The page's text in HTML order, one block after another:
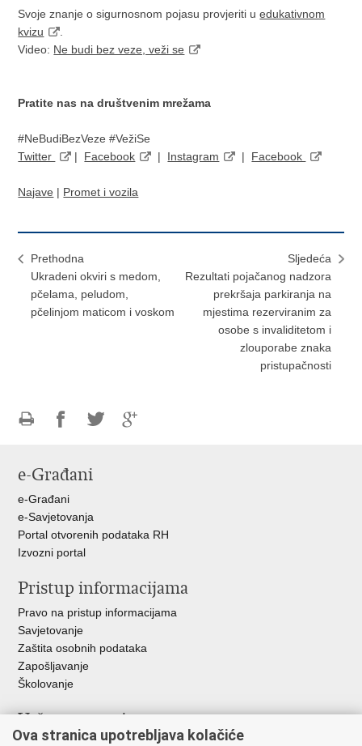
Svoje znanje o sigurnosnom pojasu provjeriti uedukativnom
kvizu
.
Video: Ne budi bez veze, veži se
Pratite nas na društvenim mrežama
#NeBudiBezVeze #VežiSe
Twitter
| Facebook | Instagram | Facebook
Najave | Promet i vozila
Prethodna
Ukradeni okviri s medom,
pčelama, peludom,
pčelinjom maticom i voskom
Sljedeća
Rezultati pojačanog nadzora
prekršaja parkiranja na
mjestima rezerviranim za
osobe s invaliditetom i
zlouporabe znaka
pristupačnosti
FacebookuTwitteru
e-Građani
e-Građani
e-Savjetovanja
Portal otvorenih podataka RH
Izvozni portal
Pristup informacijama
Pravo na pristup informacijama
Savjetovanje
Zaštita osobnih podataka
Zapošljavanje
Školovanje
Važne poveznice
Ova stranica upotrebljava kolačiće